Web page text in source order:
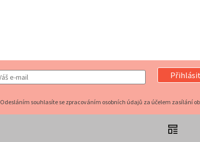
Odesláním souhlasíte se zpracováním osobních údajů za účelem zasílání